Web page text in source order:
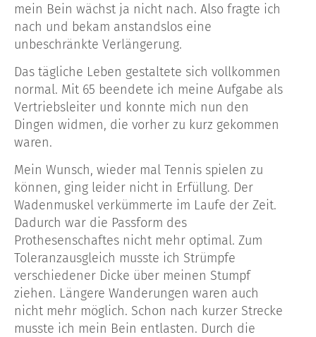
mein Bein wächst ja nicht nach. Also fragte ich
nach und bekam anstandslos eine
unbeschränkte Verlängerung.
Das tägliche Leben gestaltete sich vollkommen
normal. Mit 65 beendete ich meine Aufgabe als
Vertriebsleiter und konnte mich nun den
Dingen widmen, die vorher zu kurz gekommen
waren.
Mein Wunsch, wieder mal Tennis spielen zu
können, ging leider nicht in Erfüllung. Der
Wadenmuskel verkümmerte im Laufe der Zeit.
Dadurch war die Passform des
Prothesenschaftes nicht mehr optimal. Zum
Toleranzausgleich musste ich Strümpfe
verschiedener Dicke über meinen Stumpf
ziehen. Längere Wanderungen waren auch
nicht mehr möglich. Schon nach kurzer Strecke
musste ich mein Bein entlasten. Durch die